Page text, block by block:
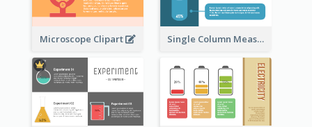
Microscope Clipart Single Column Measurement